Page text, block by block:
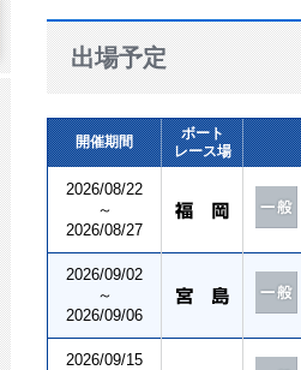
出場予定
開催期間
ボート
レース場
2026/08/22
～
2026/08/27
2026/09/02
～
2026/09/06
2026/09/15